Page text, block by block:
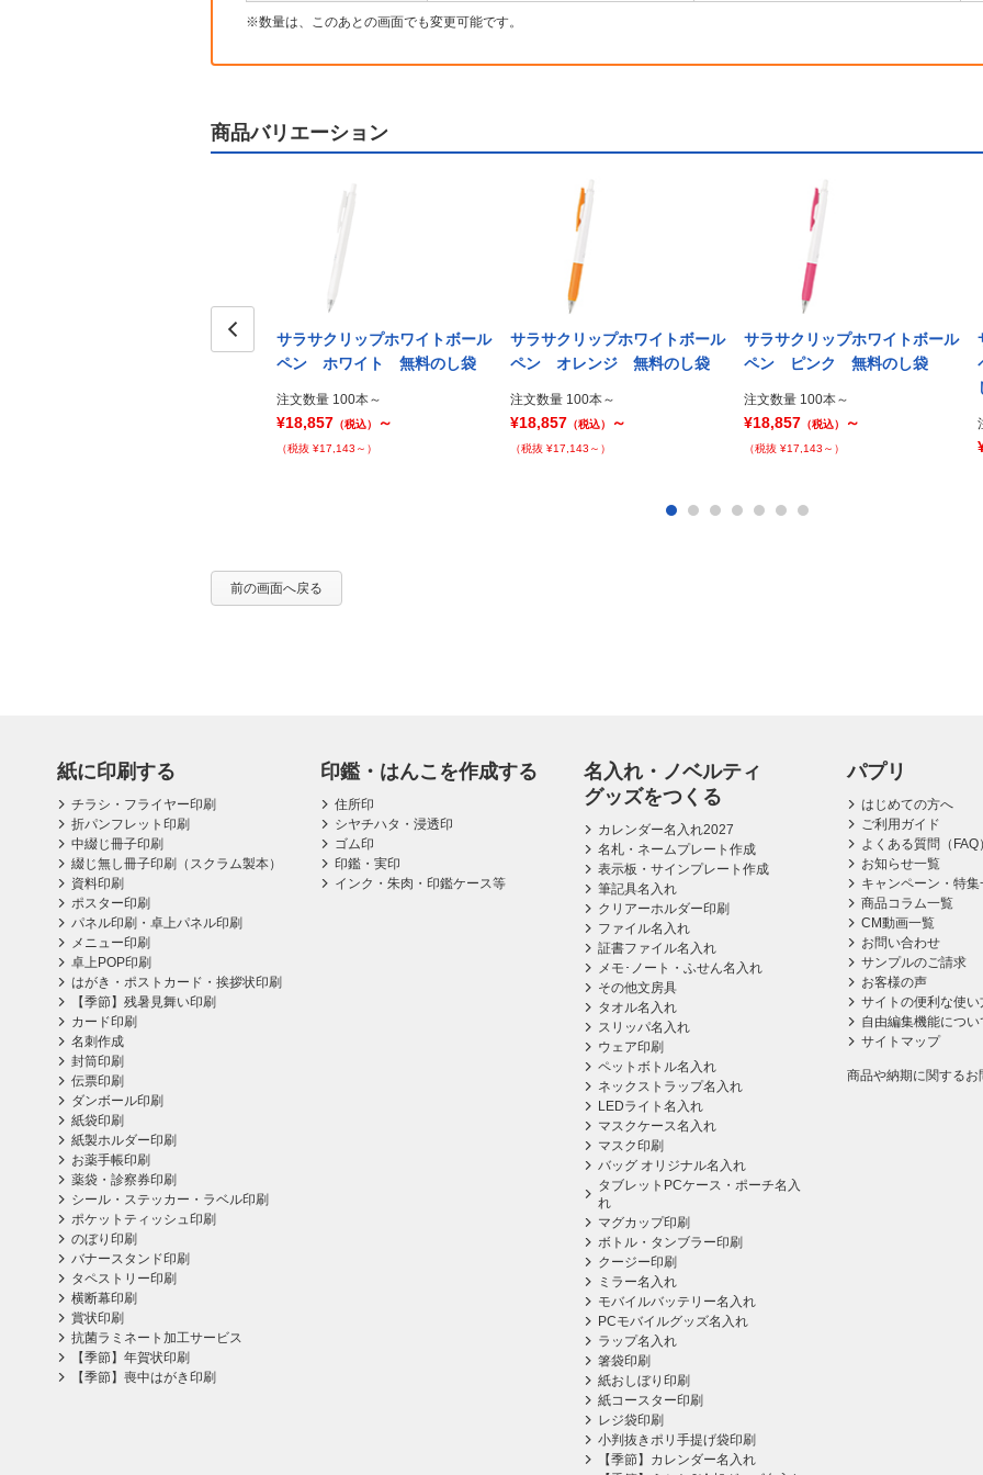
数量は、このあとの画面でも変更可能です。
商品バリエーション
サラサクリップブラックボール
サラサクリップホワイトボール
ペン ホワイト 無料のし袋
注文数量 100本～
¥18,857 （税込） ～
（税抜 ¥17,143～）
サラサクリップホワイトボール
ペン オレンジ 無料のし袋
注文数量 100本～
¥18,857 （税込） ～
（税抜 ¥17,143～）
サラサクリップホワイトボール
ペン ピンク 無料のし袋
注文数量 100本～
¥18,857 （税込） ～
（税抜 ¥17,143～）
前の画面へ戻る
紙に印刷する
チラシ・フライヤー印刷
折パンフレット印刷
中綴じ冊子印刷
綴じ無し冊子印刷（スクラム製本）
資料印刷
ポスター印刷
パネル印刷・卓上パネル印刷
メニュー印刷
卓上POP印刷
はがき・ポストカード・挨拶状印刷
【季節】残暑見舞い印刷
カード印刷
名刺作成
封筒印刷
伝票印刷
ダンボール印刷
紙袋印刷
紙製ホルダー印刷
お薬手帳印刷
薬袋・診察券印刷
シール・ステッカー・ラベル印刷
ポケットティッシュ印刷
のぼり印刷
バナースタンド印刷
タペストリー印刷
横断幕印刷
賞状印刷
抗菌ラミネート加工サービス
【季節】年賀状印刷
【季節】喪中はがき印刷
印鑑・はんこを作成する
住所印
シヤチハタ・浸透印
ゴム印
印鑑・実印
インク・朱肉・印鑑ケース等
名入れ・ノベルティ
グッズをつくる
カレンダー名入れ2027
名札・ネームプレート作成
表示板・サインプレート作成
筆記具名入れ
クリアーホルダー印刷
ファイル名入れ
証書ファイル名入れ
メモ･ノート・ふせん名入れ
その他文房具
タオル名入れ
スリッパ名入れ
ウェア印刷
ペットボトル名入れ
ネックストラップ名入れ
LEDライト名入れ
マスクケース名入れ
マスク印刷
バッグ オリジナル名入れ
タブレットPCケース・ポーチ名入
れ
マグカップ印刷
ボトル・タンブラー印刷
クージー印刷
ミラー名入れ
モバイルバッテリー名入れ
PCモバイルグッズ名入れ
ラップ名入れ
箸袋印刷
紙おしぼり印刷
紙コースター印刷
レジ袋印刷
小判抜きポリ手提げ袋印刷
【季節】カレンダー名入れ
パプリ
はじめての方へ
ご利用ガイド
よくある質問（FAQ
お知らせ一覧
キャンペーン・特集
商品コラム一覧
CM動画一覧
お問い合わせ
サンプルのご請求
お客様の声
サイトの便利な使い
自由編集機能につい
サイトマップ
商品や納期に関するお